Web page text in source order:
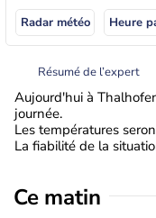
Radar météo Heure
Résumé de l’expert
Aujourd'hui à
journée.
Les températures
La fiabilité de la
Ce matin